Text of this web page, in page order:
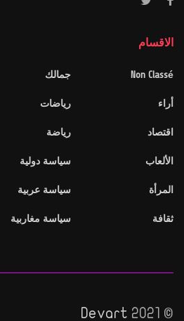
الاقسام
Non Classé
أراء
اقتصاد
الألعاب
المرأة
ثقافة
جمالك
رياضات
رياضة
سياسة دولية
سياسة عربية
سياسة مغاربية
© 2021
Devart